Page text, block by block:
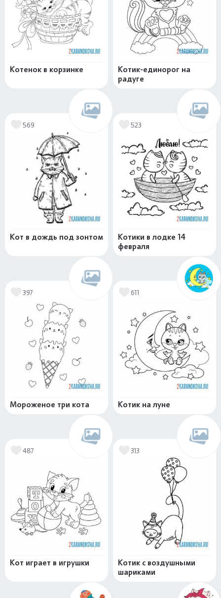
Котенок в корзинке
Котик-единорог на
радуге
569
Кот в дождь под зонтом
523
Котики в лодке 14
февраля
397
Мороженое три кота
611
Котик на луне
487
Кот играет в игрушки
313
Котик с воздушными
шариками